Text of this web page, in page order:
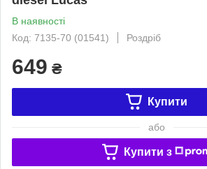
В наявності
Код: 7135-70 (01541)
Роздріб
649 ₴
Купити
або
Купити з